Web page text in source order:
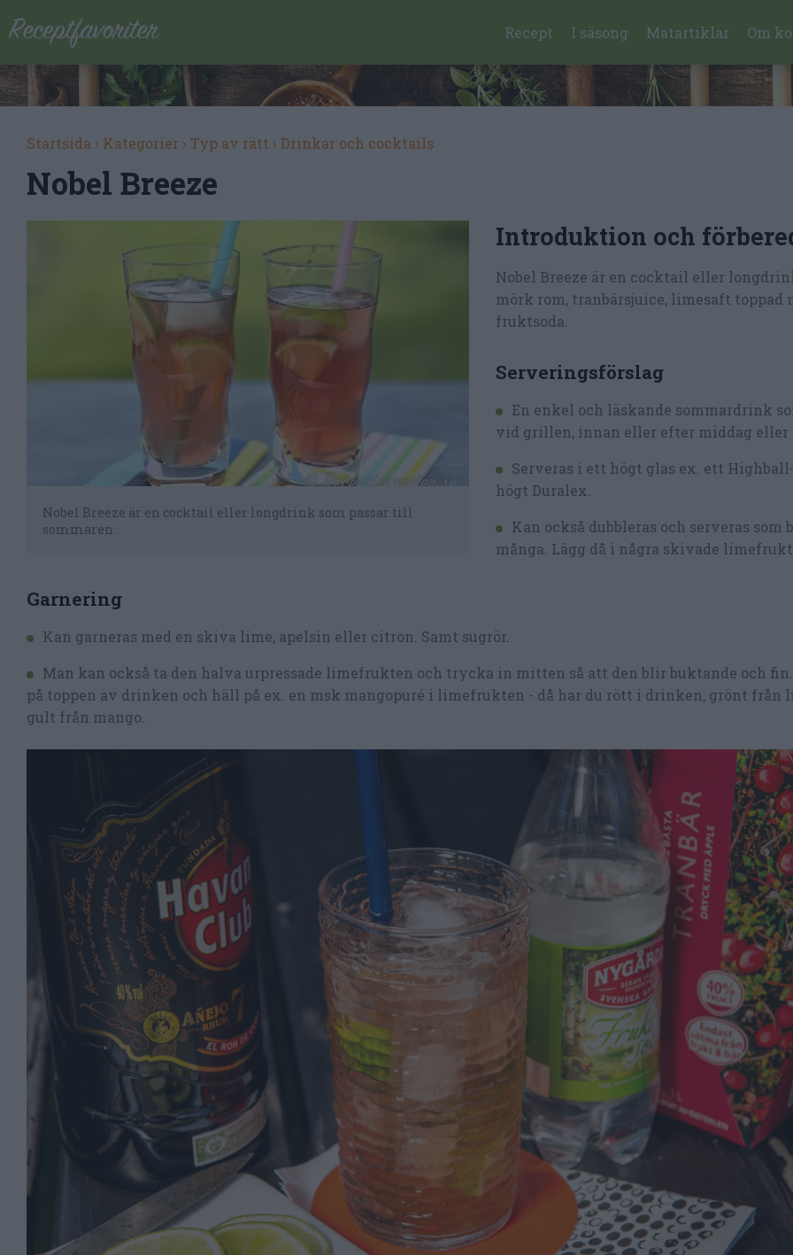
Recept I säsong Matartiklar Om
Startsida › Kategorier › Typ av rätt › Drinkar och cocktails
Nobel Breeze
Nobel Breeze är en cocktail eller longdrink som passar till
sommaren.
Introduktion och
Nobel Breeze är en cocktail eller
mörk rom, tranbärsjuice, limesaft toppad
fruktsoda.
Serveringsförslag
En enkel och läskande sommardrink
vid grillen, innan eller efter middag eller
Serveras i ett högt glas ex. ett
högt Duralex.
Kan också dubbleras och serveras som
många. Lägg då i några skivade
Garnering
Kan garneras med en skiva lime, apelsin eller citron. Samt sugrör.
Man kan också ta den halva urpressade limefrukten och trycka in mitten så att den blir buktande och
på toppen av drinken och häll på ex. en msk mangopuré i limefrukten - då har du rött i drinken, grönt från
gult från mango.